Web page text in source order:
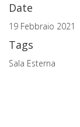
Date
19 Febbraio 2021
Tags
Sala Esterna